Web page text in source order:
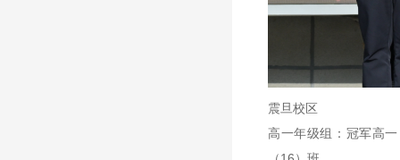
震旦校区
高一年级组：冠军高